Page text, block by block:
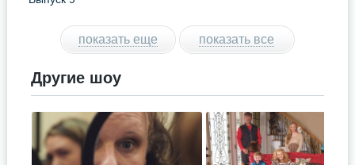
показать еще показать все
Другие шоу